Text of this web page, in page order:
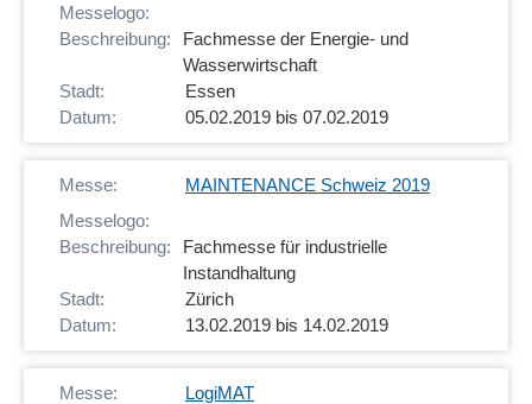
Fachmesse der Energie- und
Wasserwirtschaft
Essen
05.02.2019 bis 07.02.2019
MAINTENANCE Schweiz 2019
Fachmesse für industrielle
Instandhaltung
Zürich
13.02.2019 bis 14.02.2019
LogiMAT